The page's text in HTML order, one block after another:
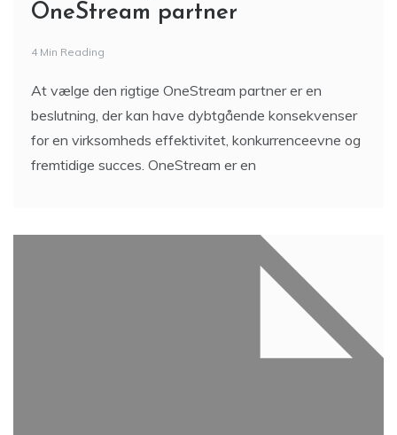
OneStream partner
4 Min Reading
At vælge den rigtige OneStream partner er en
beslutning, der kan have dybtgående konsekvenser
for en virksomheds effektivitet, konkurrenceevne og
fremtidige succes. OneStream er en